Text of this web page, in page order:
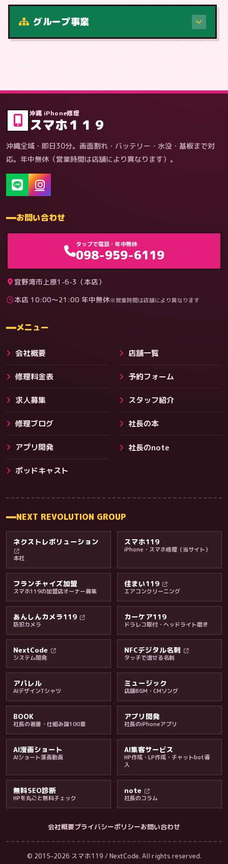
その他サービス
料金・保証・ご案内
症状・内容から
料金
グループ事業
沖縄 iPhone修理
スマホ１１９
沖縄全域・即日30分。画面割れ・バッテリー・水没・基板まで対
応。年中無休（営業時間は店舗により異なります）。
お問い合わせ
タップで電話・年中無休
098-959-6119
宜野湾市上原1-6-3（本店）
本店 10:00〜21:00 年中無休※営業時間は店舗により異なります
メニュー
会社概要 店舗一覧
修理料金表 予約フォーム
求人募集 スタッフ紹介
修理ブログ 社長の本
アプリ開発 社長のnote
ポッドキャスト
NEXT REVOLUTION GROUP
ネクストレボリューション
本社
スマホ119
iPhone・スマホ修理（当サイト）
フランチャイズ加盟
スマホ119の加盟店オーナー募集
住まい119
エアコンクリーニング
あんしんカメラ119
防犯カメラ
カーケア119
ドラレコ取付・ヘッドライト磨き
NextCode
システム開発
NFCデジタル名刺
タッチで渡せる名刺
アパレル
AIデザインTシャツ
ミュージック
店舗BGM・CMソング
BOOK
社長の著書・仕組み論100章
アプリ開発
社長のiPhoneアプリ
AI漫画ショート
AIショート漫画動画
AI集客サービス
HP作成・LP作成・チャットbot導
入
無料SEO診断
HPを丸ごと無料チェック
note
社長のコラム
会社概要プライバシーポリシーお問い合わせ
© 2015–2026 スマホ119 / NextCode. All rights reserved.